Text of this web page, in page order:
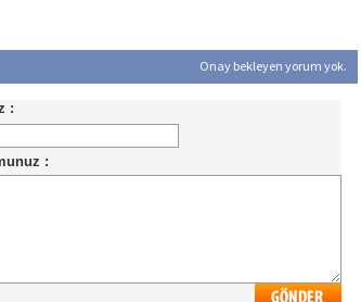
Onay bekleyen yorum yok.